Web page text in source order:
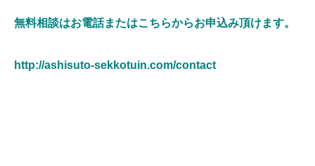
無料相談はお電話またはこちらからお申込み頂けます。
http://ashisuto-sekkotuin.com/contact